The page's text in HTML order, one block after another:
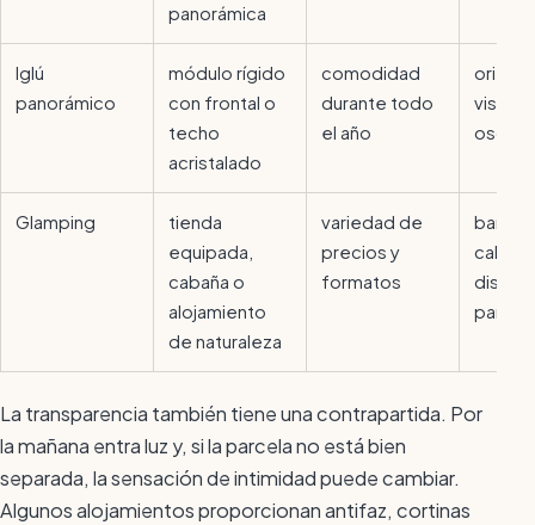
panorámica
Iglú
panorámico
módulo rígido
con frontal o
techo
acristalado
comodidad
durante todo
el año
vistas y
Glamping
tienda
equipada,
cabaña o
alojamiento
de naturaleza
variedad de
precios y
formatos
baño,
La transparencia también tiene una contrapartida. Por
la mañana entra luz y, si la parcela no está bien
separada, la sensación de intimidad puede cambiar.
Algunos alojamientos proporcionan antifaz, cortinas